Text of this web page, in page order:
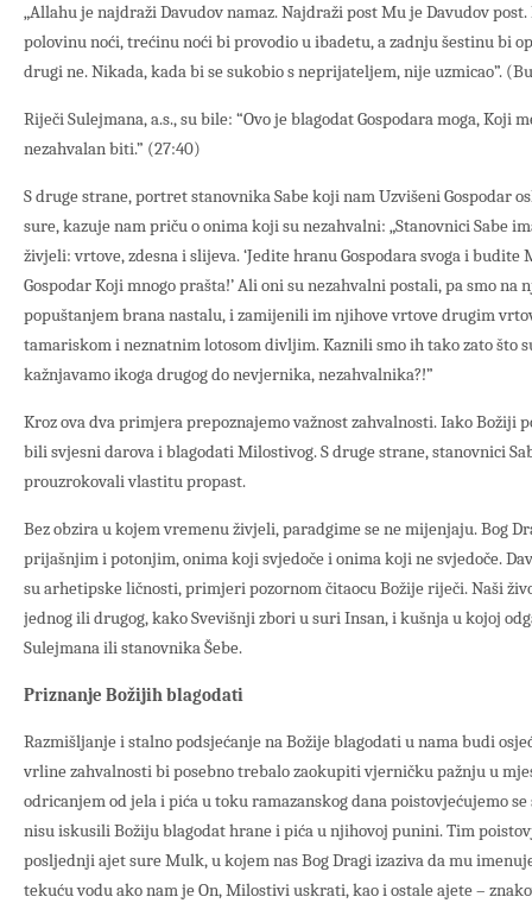
„Allahu je najdraži Davudov namaz. Najdraži post Mu je Davudov
polovinu noći, trećinu noći bi provodio u ibadetu, a zadnju šestinu bi
drugi ne. Nikada, kada bi se sukobio s neprijateljem, nije uzmicao”.
Riječi Sulejmana, a.s., su bile: “Ovo je blagodat Gospodara moga, Koji
nezahvalan biti.” (27:40)
S druge strane, portret stanovnika Sabe koji nam Uzvišeni Gospodar
sure, kazuje nam priču o onima koji su nezahvalni: „Stanovnici Sabe
živjeli: vrtove, zdesna i slijeva. ‘Jedite hranu Gospodara svoga i
Gospodar Koji mnogo prašta!’ Ali oni su nezahvalni postali, pa smo na
popuštanjem brana nastalu, i zamijenili im njihove vrtove drugim
tamariskom i neznatnim lotosom divljim. Kaznili smo ih tako zato što
kažnjavamo ikoga drugog do nevjernika, nezahvalnika?!”
Kroz ova dva primjera prepoznajemo važnost zahvalnosti. Iako Božiji
bili svjesni darova i blagodati Milostivog. S druge strane, stanovnici
prouzrokovali vlastitu propast.
Bez obzira u kojem vremenu živjeli, paradgime se ne mijenjaju. Bog
prijašnjim i potonjim, onima koji svjedoče i onima koji ne svjedoče.
su arhetipske ličnosti, primjeri pozornom čitaocu Božije riječi. Naši
jednog ili drugog, kako Svevišnji zbori u suri Insan, i kušnja u kojoj
Sulejmana ili stanovnika Šebe.
Priznanje Božijih blagodati
Razmišljanje i stalno podsjećanje na Božije blagodati u nama budi
vrline zahvalnosti bi posebno trebalo zaokupiti vjerničku pažnju u
odricanjem od jela i pića u toku ramazanskog dana poistovjećujemo
nisu iskusili Božiju blagodat hrane i pića u njihovoj punini. Tim
posljednji ajet sure Mulk, u kojem nas Bog Dragi izaziva da mu
tekuću vodu ako nam je On, Milostivi uskrati, kao i ostale ajete –